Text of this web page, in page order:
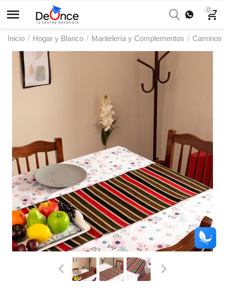
0
Inicio / Hogar y Blanco / Mantelería y Complementos / Caminos